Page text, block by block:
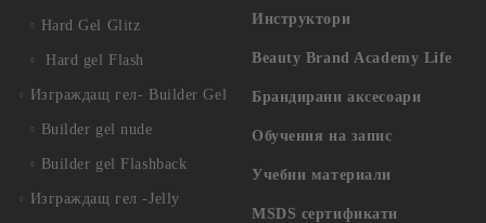
Hard Gel Glitz
Hard gel Flash
Изграждащ гел- Builder Gel
Builder gel nude
Builder gel Flashback
Изграждащ гел -Jelly
Инструктори
Beauty Brand Academy Life
Брандирани аксесоари
Обучения на запис
Учебни материали
MSDS сертификати